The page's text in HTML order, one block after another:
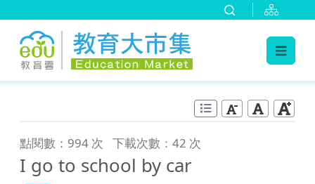
點閱數：994 次 下載次數：42 次
I go to school by car